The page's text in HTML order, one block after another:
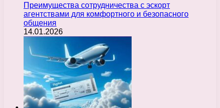
Преимущества сотрудничества с эскорт
агентствами для комфортного и безопасного
общения
14.01.2026